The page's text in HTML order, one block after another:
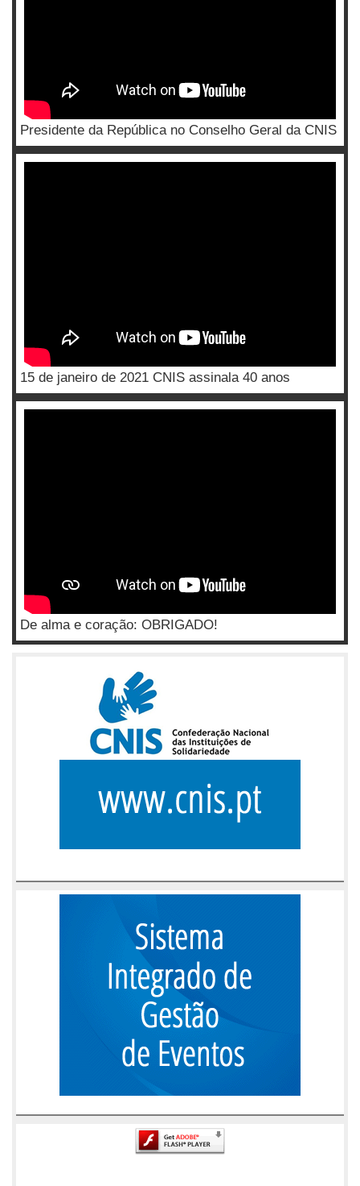
Presidente da República no Conselho Geral da CNIS
15 de janeiro de 2021 CNIS assinala 40 anos
De alma e coração: OBRIGADO!